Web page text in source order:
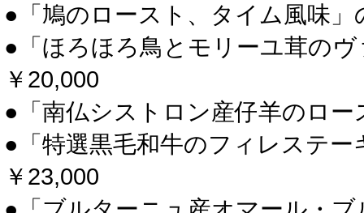
●「鳩のロースト、タイム風味」
●「ほろほろ鳥とモリーユ茸の
￥20,000
●「南仏シストロン産仔羊のロ
●「特選黒毛和牛のフィレステー
￥23,000